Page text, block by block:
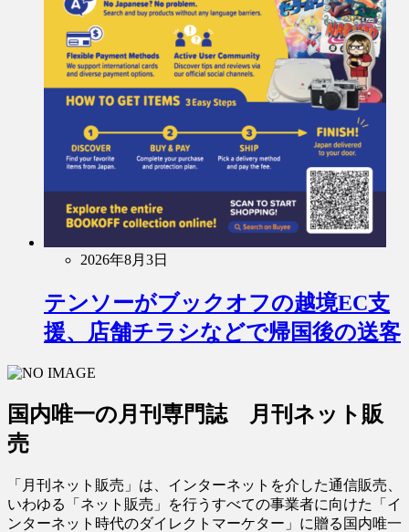
2026年8月3日
テンソーがブックオフの越境EC支
援、店舗チラシなどで帰国後の送客
国内唯一の月刊専門誌 月刊ネット販
売
「月刊ネット販売」は、インターネットを介した通信販売、
いわゆる「ネット販売」を行うすべての事業者に向けた「イ
ンターネット時代のダイレクトマーケター」に贈る国内唯一